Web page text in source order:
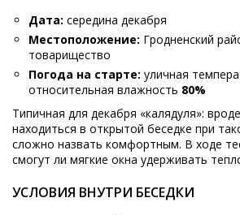
Дата: середина декабря
Местоположение: Гродненский
товарищество
Погода на старте: уличная
относительная влажность 80%
Типичная для декабря «калядуля»:
находиться в открытой беседке при
сложно назвать комфортным. В ходе
смогут ли мягкие окна удерживать
УСЛОВИЯ ВНУТРИ БЕСЕДКИ